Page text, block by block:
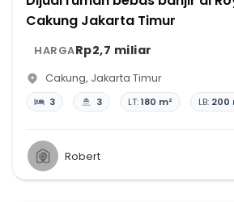
Cakung Jakarta Timur
HARGARp2,7 miliar
Cakung, Jakarta Timur
3 3 LT:180 m² LB: 200
Robert